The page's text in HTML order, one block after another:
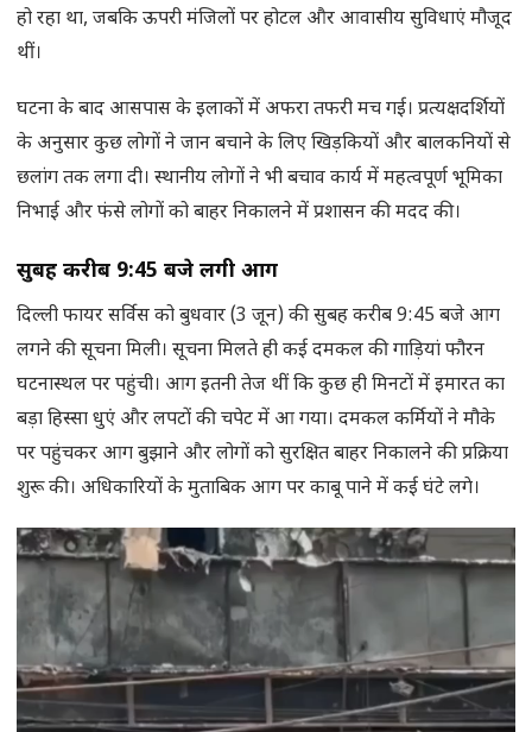
हो रहा था, जबकि ऊपरी मंजिलों पर होटल और आवासीय सुविधाएं मौजूद
थीं।
घटना के बाद आसपास के इलाकों में अफरा तफरी मच गई। प्रत्यक्षदर्शियों
के अनुसार कुछ लोगों ने जान बचाने के लिए खिड़कियों और बालकनियों से
छलांग तक लगा दी। स्थानीय लोगों ने भी बचाव कार्य में महत्वपूर्ण भूमिका
निभाई और फंसे लोगों को बाहर निकालने में प्रशासन की मदद की।
सुबह करीब 9:45 बजे लगी आग
दिल्ली फायर सर्विस को बुधवार (3 जून) की सुबह करीब 9:45 बजे आग
लगने की सूचना मिली। सूचना मिलते ही कई दमकल की गाड़ियां फौरन
घटनास्थल पर पहुंची। आग इतनी तेज थीं कि कुछ ही मिनटों में इमारत का
बड़ा हिस्सा धुएं और लपटों की चपेट में आ गया। दमकल कर्मियों ने मौके
पर पहुंचकर आग बुझाने और लोगों को सुरक्षित बाहर निकालने की प्रक्रिया
शुरू की। अधिकारियों के मुताबिक आग पर काबू पाने में कई घंटे लगे।